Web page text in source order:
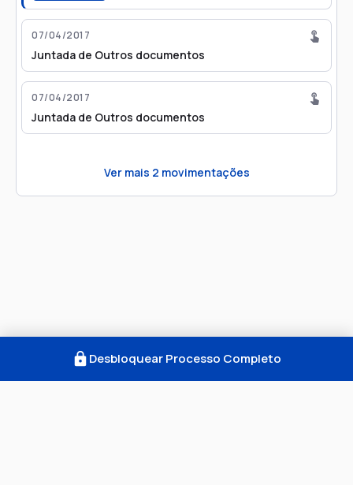
07/04/2017
Juntada de Outros documentos
07/04/2017
Juntada de Outros documentos
Ver mais 2 movimentações
Desbloquear Processo Completo